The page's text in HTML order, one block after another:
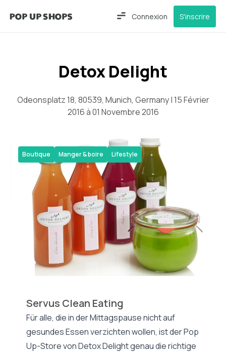
Connexion S'inscrire
Detox Delight
Odeonsplatz 18, 80539, Munich, Germany | 15 Février
2016 à 01 Novembre 2016
Boutique Manger & boire Lifestyle
Servus Clean Eating
Für alle, die in der Mittagspause nicht auf
gesundes Essen verzichten wollen, ist der Pop
Up-Store von Detox Delight genau die richtige